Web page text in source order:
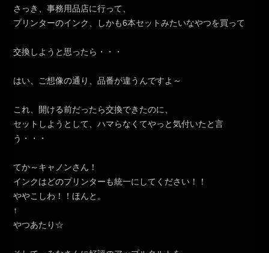
さっき、事務用品店に行って、
プリンターのインク、しかも6本セットみたいなやつを買って
交換しようと思ったら・・・
はい、ご想像の通り、品番が違うんですよ～
これ、開ける前だったら交換できたのに、
セットしようとして、ハマらなくてやっと気付いたと言
う・・・
てか～キャノンさん！
インクはどのプリンターも統一にしてください！！
ややこしわ！！ほんと。
↑
やつあたり☆